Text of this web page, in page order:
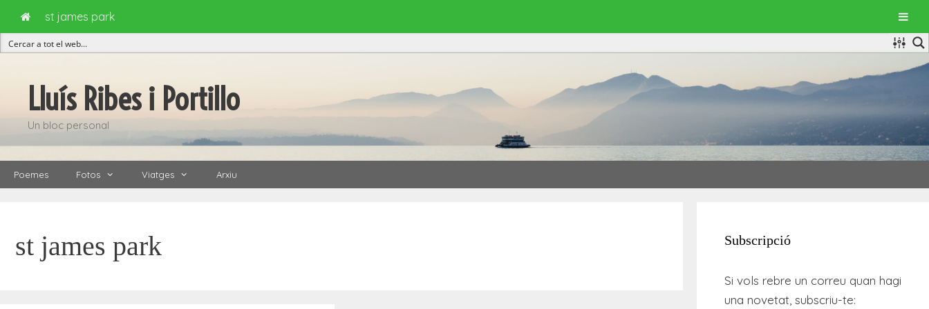
Lluís Ribes i Portillo
Un bloc personal
Poemes Fotos Viatges Arxiu
st james park Subscripció
Si vols rebre un correu quan hagi
una novetat, subscriu-te:
st james park